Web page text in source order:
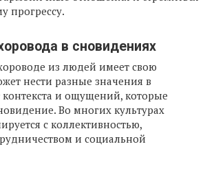
прогрессу.
в сновидениях
из людей имеет свою
нести разные значения в
контекста и ощущений, которые
Во многих культурах
с коллективностью,
и социальной